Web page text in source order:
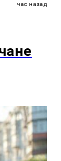
час назад